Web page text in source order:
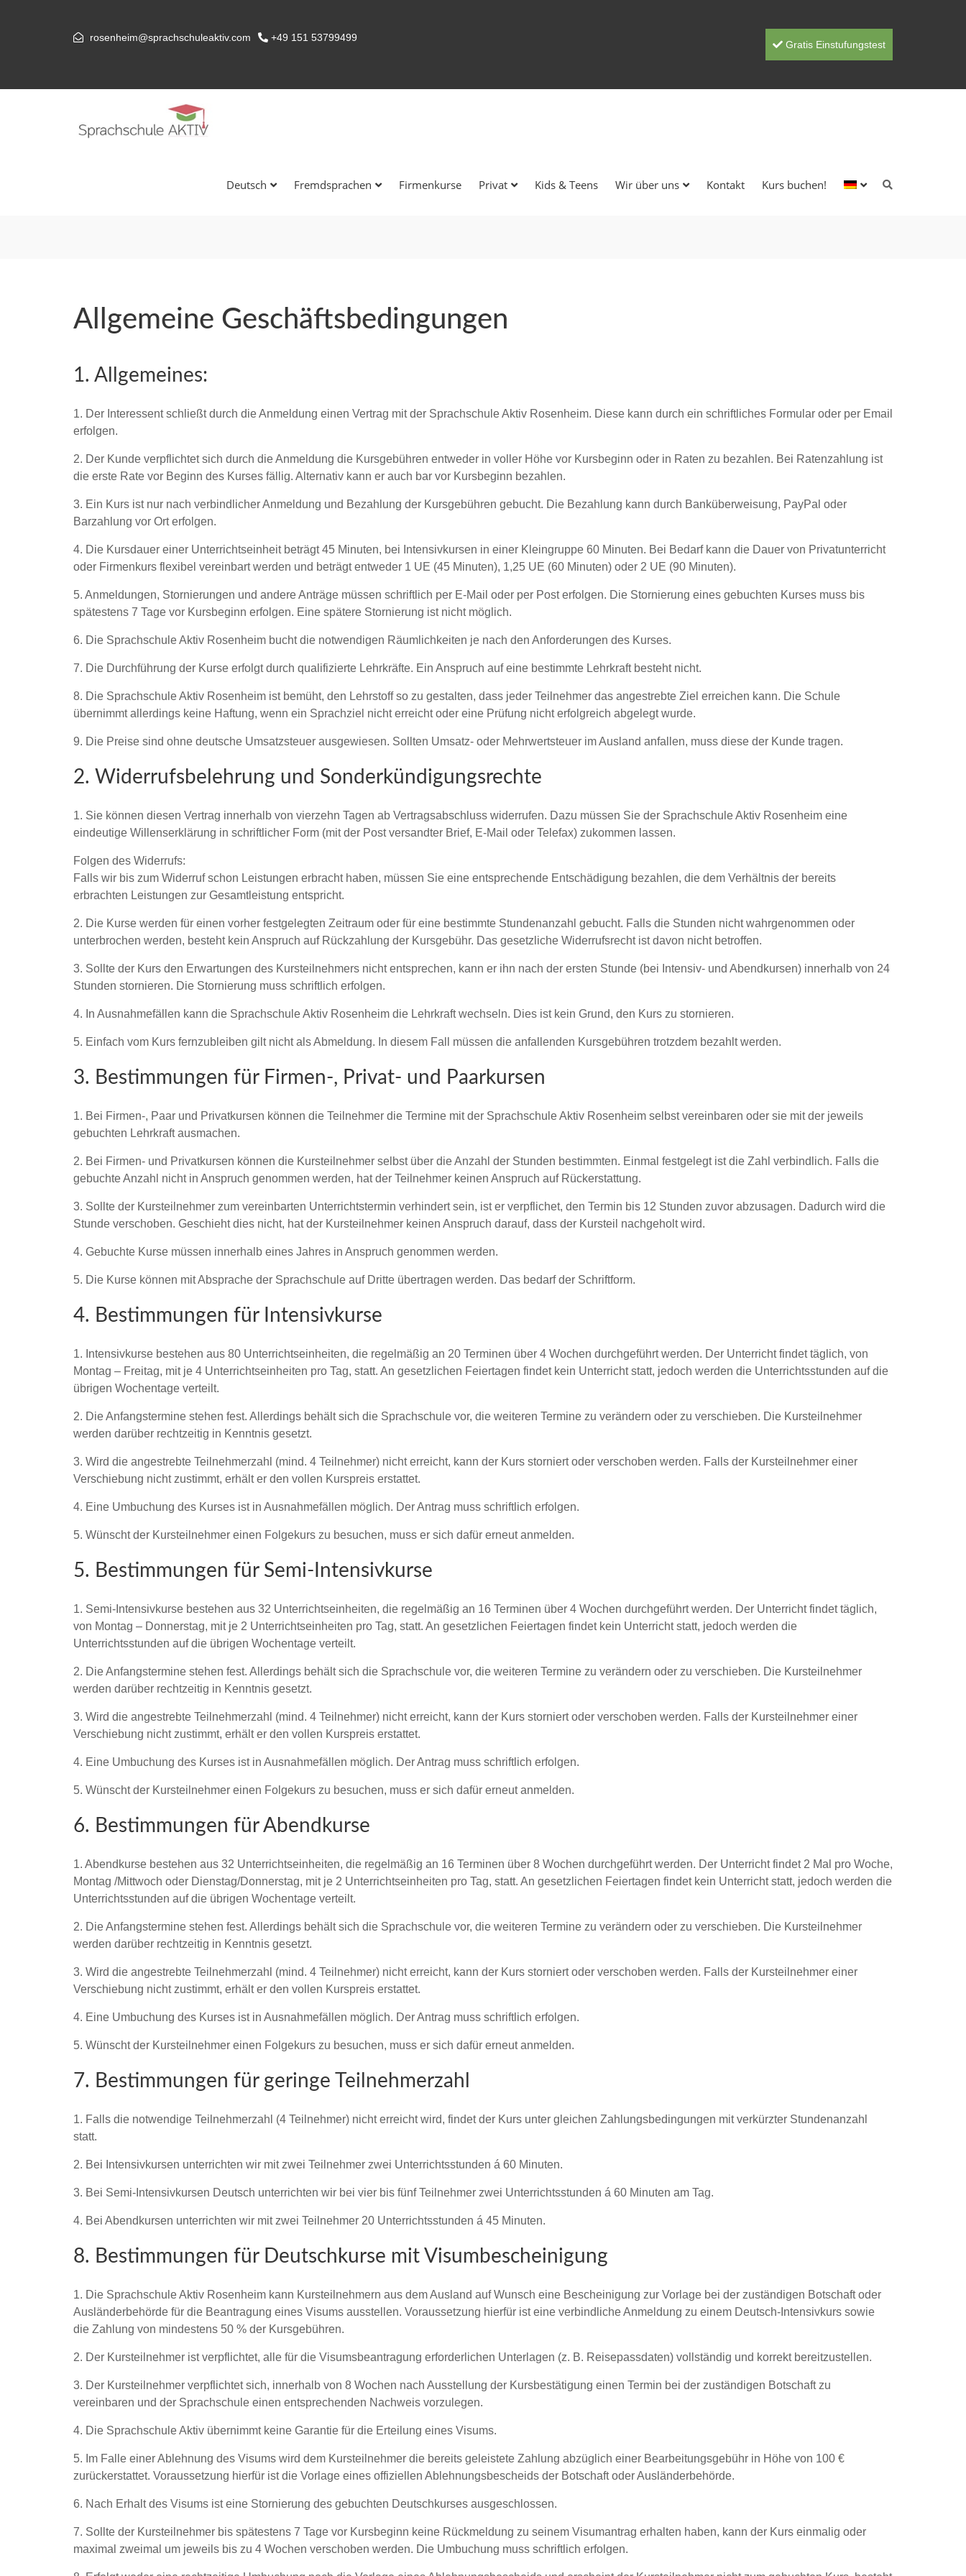
rosenheim@sprachschuleaktiv.com +49 151 53799499
Gratis Einstufungstest
Deutsch Fremdsprachen Firmenkurse Privat Kids & Teens Wir über uns Kontakt Kurs buchen!
Allgemeine Geschäftsbedingungen
1. Allgemeines:
1. Der Interessent schließt durch die Anmeldung einen Vertrag mit der Sprachschule Aktiv Rosenheim. Diese kann durch ein schriftliches Formular oder per Email
erfolgen.
2. Der Kunde verpflichtet sich durch die Anmeldung die Kursgebühren entweder in voller Höhe vor Kursbeginn oder in Raten zu bezahlen. Bei Ratenzahlung ist
die erste Rate vor Beginn des Kurses fällig. Alternativ kann er auch bar vor Kursbeginn bezahlen.
3. Ein Kurs ist nur nach verbindlicher Anmeldung und Bezahlung der Kursgebühren gebucht. Die Bezahlung kann durch Banküberweisung, PayPal oder
Barzahlung vor Ort erfolgen.
4. Die Kursdauer einer Unterrichtseinheit beträgt 45 Minuten, bei Intensivkursen in einer Kleingruppe 60 Minuten. Bei Bedarf kann die Dauer von Privatunterricht
oder Firmenkurs flexibel vereinbart werden und beträgt entweder 1 UE (45 Minuten), 1,25 UE (60 Minuten) oder 2 UE (90 Minuten).
5. Anmeldungen, Stornierungen und andere Anträge müssen schriftlich per E-Mail oder per Post erfolgen. Die Stornierung eines gebuchten Kurses muss bis
spätestens 7 Tage vor Kursbeginn erfolgen. Eine spätere Stornierung ist nicht möglich.
6. Die Sprachschule Aktiv Rosenheim bucht die notwendigen Räumlichkeiten je nach den Anforderungen des Kurses.
7. Die Durchführung der Kurse erfolgt durch qualifizierte Lehrkräfte. Ein Anspruch auf eine bestimmte Lehrkraft besteht nicht.
8. Die Sprachschule Aktiv Rosenheim ist bemüht, den Lehrstoff so zu gestalten, dass jeder Teilnehmer das angestrebte Ziel erreichen kann. Die Schule
übernimmt allerdings keine Haftung, wenn ein Sprachziel nicht erreicht oder eine Prüfung nicht erfolgreich abgelegt wurde.
9. Die Preise sind ohne deutsche Umsatzsteuer ausgewiesen. Sollten Umsatz- oder Mehrwertsteuer im Ausland anfallen, muss diese der Kunde tragen.
2. Widerrufsbelehrung und Sonderkündigungsrechte
1. Sie können diesen Vertrag innerhalb von vierzehn Tagen ab Vertragsabschluss widerrufen. Dazu müssen Sie der Sprachschule Aktiv Rosenheim eine
eindeutige Willenserklärung in schriftlicher Form (mit der Post versandter Brief, E-Mail oder Telefax) zukommen lassen.
Folgen des Widerrufs:
Falls wir bis zum Widerruf schon Leistungen erbracht haben, müssen Sie eine entsprechende Entschädigung bezahlen, die dem Verhältnis der bereits
erbrachten Leistungen zur Gesamtleistung entspricht.
2. Die Kurse werden für einen vorher festgelegten Zeitraum oder für eine bestimmte Stundenanzahl gebucht. Falls die Stunden nicht wahrgenommen oder
unterbrochen werden, besteht kein Anspruch auf Rückzahlung der Kursgebühr. Das gesetzliche Widerrufsrecht ist davon nicht betroffen.
3. Sollte der Kurs den Erwartungen des Kursteilnehmers nicht entsprechen, kann er ihn nach der ersten Stunde (bei Intensiv- und Abendkursen) innerhalb von 24
Stunden stornieren. Die Stornierung muss schriftlich erfolgen.
4. In Ausnahmefällen kann die Sprachschule Aktiv Rosenheim die Lehrkraft wechseln. Dies ist kein Grund, den Kurs zu stornieren.
5. Einfach vom Kurs fernzubleiben gilt nicht als Abmeldung. In diesem Fall müssen die anfallenden Kursgebühren trotzdem bezahlt werden.
3. Bestimmungen für Firmen-, Privat- und Paarkursen
1. Bei Firmen-, Paar und Privatkursen können die Teilnehmer die Termine mit der Sprachschule Aktiv Rosenheim selbst vereinbaren oder sie mit der jeweils
gebuchten Lehrkraft ausmachen.
2. Bei Firmen- und Privatkursen können die Kursteilnehmer selbst über die Anzahl der Stunden bestimmten. Einmal festgelegt ist die Zahl verbindlich. Falls die
gebuchte Anzahl nicht in Anspruch genommen werden, hat der Teilnehmer keinen Anspruch auf Rückerstattung.
3. Sollte der Kursteilnehmer zum vereinbarten Unterrichtstermin verhindert sein, ist er verpflichet, den Termin bis 12 Stunden zuvor abzusagen. Dadurch wird die
Stunde verschoben. Geschieht dies nicht, hat der Kursteilnehmer keinen Anspruch darauf, dass der Kursteil nachgeholt wird.
4. Gebuchte Kurse müssen innerhalb eines Jahres in Anspruch genommen werden.
5. Die Kurse können mit Absprache der Sprachschule auf Dritte übertragen werden. Das bedarf der Schriftform.
4. Bestimmungen für Intensivkurse
1. Intensivkurse bestehen aus 80 Unterrichtseinheiten, die regelmäßig an 20 Terminen über 4 Wochen durchgeführt werden. Der Unterricht findet täglich, von
Montag – Freitag, mit je 4 Unterrichtseinheiten pro Tag, statt. An gesetzlichen Feiertagen findet kein Unterricht statt, jedoch werden die Unterrichtsstunden auf die
übrigen Wochentage verteilt.
2. Die Anfangstermine stehen fest. Allerdings behält sich die Sprachschule vor, die weiteren Termine zu verändern oder zu verschieben. Die Kursteilnehmer
werden darüber rechtzeitig in Kenntnis gesetzt.
3. Wird die angestrebte Teilnehmerzahl (mind. 4 Teilnehmer) nicht erreicht, kann der Kurs storniert oder verschoben werden. Falls der Kursteilnehmer einer
Verschiebung nicht zustimmt, erhält er den vollen Kurspreis erstattet.
4. Eine Umbuchung des Kurses ist in Ausnahmefällen möglich. Der Antrag muss schriftlich erfolgen.
5. Wünscht der Kursteilnehmer einen Folgekurs zu besuchen, muss er sich dafür erneut anmelden.
5. Bestimmungen für Semi-Intensivkurse
1. Semi-Intensivkurse bestehen aus 32 Unterrichtseinheiten, die regelmäßig an 16 Terminen über 4 Wochen durchgeführt werden. Der Unterricht findet täglich,
von Montag – Donnerstag, mit je 2 Unterrichtseinheiten pro Tag, statt. An gesetzlichen Feiertagen findet kein Unterricht statt, jedoch werden die
Unterrichtsstunden auf die übrigen Wochentage verteilt.
2. Die Anfangstermine stehen fest. Allerdings behält sich die Sprachschule vor, die weiteren Termine zu verändern oder zu verschieben. Die Kursteilnehmer
werden darüber rechtzeitig in Kenntnis gesetzt.
3. Wird die angestrebte Teilnehmerzahl (mind. 4 Teilnehmer) nicht erreicht, kann der Kurs storniert oder verschoben werden. Falls der Kursteilnehmer einer
Verschiebung nicht zustimmt, erhält er den vollen Kurspreis erstattet.
4. Eine Umbuchung des Kurses ist in Ausnahmefällen möglich. Der Antrag muss schriftlich erfolgen.
5. Wünscht der Kursteilnehmer einen Folgekurs zu besuchen, muss er sich dafür erneut anmelden.
6. Bestimmungen für Abendkurse
1. Abendkurse bestehen aus 32 Unterrichtseinheiten, die regelmäßig an 16 Terminen über 8 Wochen durchgeführt werden. Der Unterricht findet 2 Mal pro Woche,
Montag /Mittwoch oder Dienstag/Donnerstag, mit je 2 Unterrichtseinheiten pro Tag, statt. An gesetzlichen Feiertagen findet kein Unterricht statt, jedoch werden die
Unterrichtsstunden auf die übrigen Wochentage verteilt.
2. Die Anfangstermine stehen fest. Allerdings behält sich die Sprachschule vor, die weiteren Termine zu verändern oder zu verschieben. Die Kursteilnehmer
werden darüber rechtzeitig in Kenntnis gesetzt.
3. Wird die angestrebte Teilnehmerzahl (mind. 4 Teilnehmer) nicht erreicht, kann der Kurs storniert oder verschoben werden. Falls der Kursteilnehmer einer
Verschiebung nicht zustimmt, erhält er den vollen Kurspreis erstattet.
4. Eine Umbuchung des Kurses ist in Ausnahmefällen möglich. Der Antrag muss schriftlich erfolgen.
5. Wünscht der Kursteilnehmer einen Folgekurs zu besuchen, muss er sich dafür erneut anmelden.
7. Bestimmungen für geringe Teilnehmerzahl
1. Falls die notwendige Teilnehmerzahl (4 Teilnehmer) nicht erreicht wird, findet der Kurs unter gleichen Zahlungsbedingungen mit verkürzter Stundenanzahl
statt.
2. Bei Intensivkursen unterrichten wir mit zwei Teilnehmer zwei Unterrichtsstunden á 60 Minuten.
3. Bei Semi-Intensivkursen Deutsch unterrichten wir bei vier bis fünf Teilnehmer zwei Unterrichtsstunden á 60 Minuten am Tag.
4. Bei Abendkursen unterrichten wir mit zwei Teilnehmer 20 Unterrichtsstunden á 45 Minuten.
8. Bestimmungen für Deutschkurse mit Visumbescheinigung
1. Die Sprachschule Aktiv Rosenheim kann Kursteilnehmern aus dem Ausland auf Wunsch eine Bescheinigung zur Vorlage bei der zuständigen Botschaft oder
Ausländerbehörde für die Beantragung eines Visums ausstellen. Voraussetzung hierfür ist eine verbindliche Anmeldung zu einem Deutsch-Intensivkurs sowie
die Zahlung von mindestens 50 % der Kursgebühren.
2. Der Kursteilnehmer ist verpflichtet, alle für die Visumsbeantragung erforderlichen Unterlagen (z. B. Reisepassdaten) vollständig und korrekt bereitzustellen.
3. Der Kursteilnehmer verpflichtet sich, innerhalb von 8 Wochen nach Ausstellung der Kursbestätigung einen Termin bei der zuständigen Botschaft zu
vereinbaren und der Sprachschule einen entsprechenden Nachweis vorzulegen.
4. Die Sprachschule Aktiv übernimmt keine Garantie für die Erteilung eines Visums.
5. Im Falle einer Ablehnung des Visums wird dem Kursteilnehmer die bereits geleistete Zahlung abzüglich einer Bearbeitungsgebühr in Höhe von 100 €
zurückerstattet. Voraussetzung hierfür ist die Vorlage eines offiziellen Ablehnungsbescheids der Botschaft oder Ausländerbehörde.
6. Nach Erhalt des Visums ist eine Stornierung des gebuchten Deutschkurses ausgeschlossen.
7. Sollte der Kursteilnehmer bis spätestens 7 Tage vor Kursbeginn keine Rückmeldung zu seinem Visumantrag erhalten haben, kann der Kurs einmalig oder
maximal zweimal um jeweils bis zu 4 Wochen verschoben werden. Die Umbuchung muss schriftlich erfolgen.